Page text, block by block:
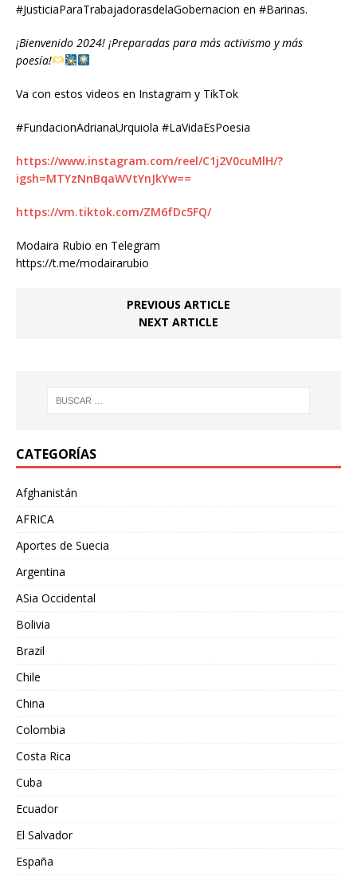
#JusticiaParaTrabajadorasdelaGobernacion en #Barinas.
¡Bienvenido 2024! ¡Preparadas para más activismo y más
poesía!
Va con estos videos en Instagram y TikTok
#FundacionAdrianaUrquiola #LaVidaEsPoesia
https://www.instagram.com/reel/C1j2V0cuMlH/?
igsh=MTYzNnBqaWVtYnJkYw==
https://vm.tiktok.com/ZM6fDc5FQ/
Modaira Rubio en Telegram
https://t.me/modairarubio
PREVIOUS ARTICLE
NEXT ARTICLE
CATEGORÍAS
Afghanistán
AFRICA
Aportes de Suecia
Argentina
ASia Occidental
Bolivia
Brazil
Chile
China
Colombia
Costa Rica
Cuba
Ecuador
El Salvador
España